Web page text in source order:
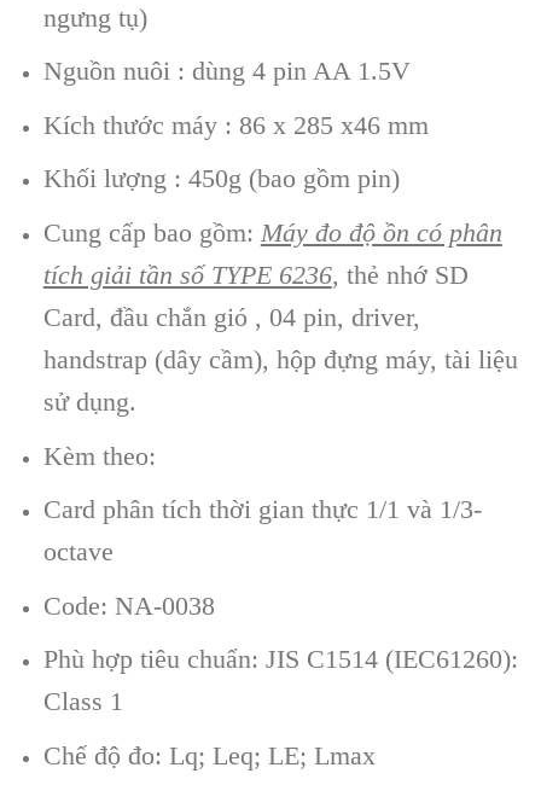
ngưng tụ)
Nguồn nuôi : dùng 4 pin AA 1.5V
Kích thước máy : 86 x 285 x46 mm
Khối lượng : 450g (bao gồm pin)
Cung cấp bao gồm: Máy đo độ ồn có phân
tích giải tần số TYPE 6236, thẻ nhớ SD
Card, đầu chắn gió , 04 pin, driver,
handstrap (dây cầm), hộp đựng máy, tài liệu
sử dụng.
Kèm theo:
Card phân tích thời gian thực 1/1 và 1/3-
octave
Code: NA-0038
Phù hợp tiêu chuẩn: JIS C1514 (IEC61260):
Class 1
Chế độ đo: Lq; Leq; LE; Lmax